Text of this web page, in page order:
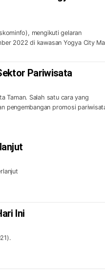
mengikuti gelaran
2022 di kawasan Yogya City
Pariwisata
Taman. Salah satu cara yang
pengembangan promosi
Ini